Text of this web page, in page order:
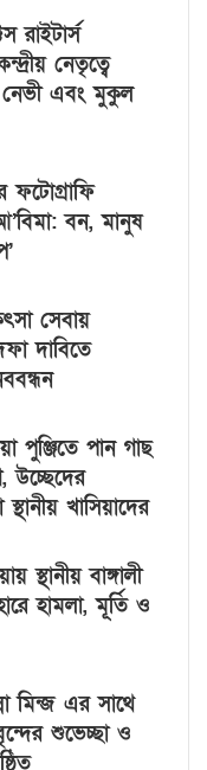
রাইটার্স
নেতৃত্বে
এবং মুকুল
ফটোগ্রাফি
বন, মানুষ
সেবায়
দাবিতে
পুঞ্জিতে পান গাছ
উচ্ছেদের
খাসিয়াদের
স্থানীয় বাঙ্গালী
হামলা, মূর্তি ও
মিন্জ এর সাথে
শুভেচ্ছা ও